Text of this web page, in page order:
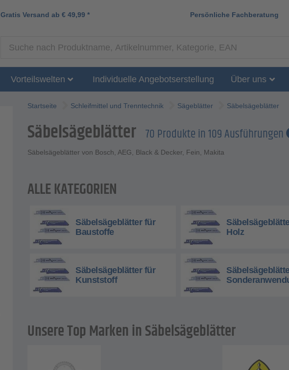
Gratis Versand ab € 49,99 * Persönliche Fachberatung
Vorteilswelten Individuelle Angebotserstellung Über uns
Startseite Schleifmittel und Trenntechnik Sägeblätter Säbelsägeblätter
Säbelsägeblätter 70 Produkte in 109 Ausführungen
Säbelsägeblätter von Bosch, AEG, Black & Decker, Fein, Makita
ALLE KATEGORIEN
Säbelsägeblätter für
Baustoffe
Holz
Säbelsägeblätter für
Kunststoff
Unsere Top Marken in Säbelsägeblätter